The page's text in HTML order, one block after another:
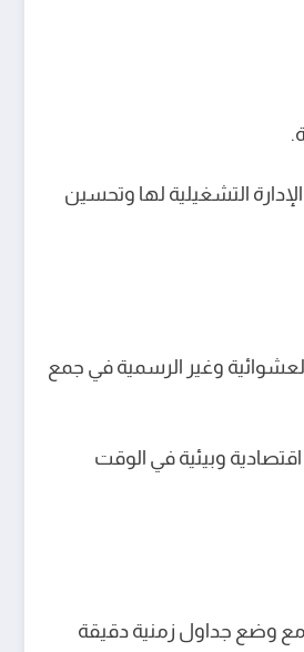
التشغيلية لها وتحسين
وغير الرسمية في جمع
وبيئية في الوقت
مع وضع جداول زمنية دقيقة